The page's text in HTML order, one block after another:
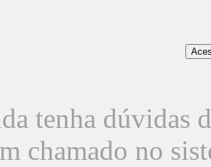
tenha dúvidas
chamado no